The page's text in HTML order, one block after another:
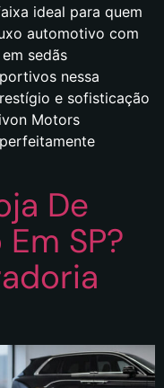
ideal para quem
automotivo com
sedãs
nessa
e sofisticação
Motors
De
SP?